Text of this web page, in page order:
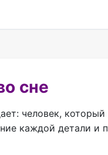
сне
человек,
каждой детали и